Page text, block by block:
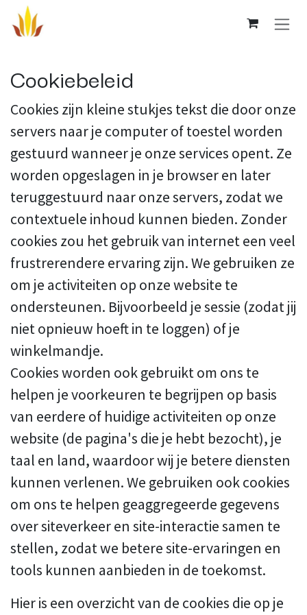
Overslaan naar inhoud
Cookiebeleid
Cookies zijn kleine stukjes tekst die door onze
servers naar je computer of toestel worden
gestuurd wanneer je onze services opent. Ze
worden opgeslagen in je browser en later
teruggestuurd naar onze servers, zodat we
contextuele inhoud kunnen bieden. Zonder
cookies zou het gebruik van internet een veel
frustrerendere ervaring zijn. We gebruiken ze
om je activiteiten op onze website te
ondersteunen. Bijvoorbeeld je sessie (zodat jij
niet opnieuw hoeft in te loggen) of je
winkelmandje.
Cookies worden ook gebruikt om ons te
helpen je voorkeuren te begrijpen op basis
van eerdere of huidige activiteiten op onze
website (de pagina's die je hebt bezocht), je
taal en land, waardoor wij je betere diensten
kunnen verlenen. We gebruiken ook cookies
om ons te helpen geaggregeerde gegevens
over siteverkeer en site-interactie samen te
stellen, zodat we betere site-ervaringen en
tools kunnen aanbieden in de toekomst.
Hier is een overzicht van de cookies die op je